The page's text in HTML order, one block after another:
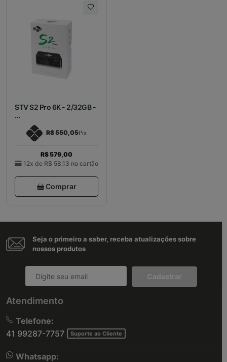
STV S2 Pro 6K - 2/32GB -
...
R$ 550,05Pix
R$ 579,00
12x de R$ 58,13 no cartão
Comprar
Seja o primeiro a saber, receba atualizações sobre
nossos produtos
Cadastrar
Atendimento
Telefone:
41 99287-7757
Suporte ao Cliente
Whatsapp: